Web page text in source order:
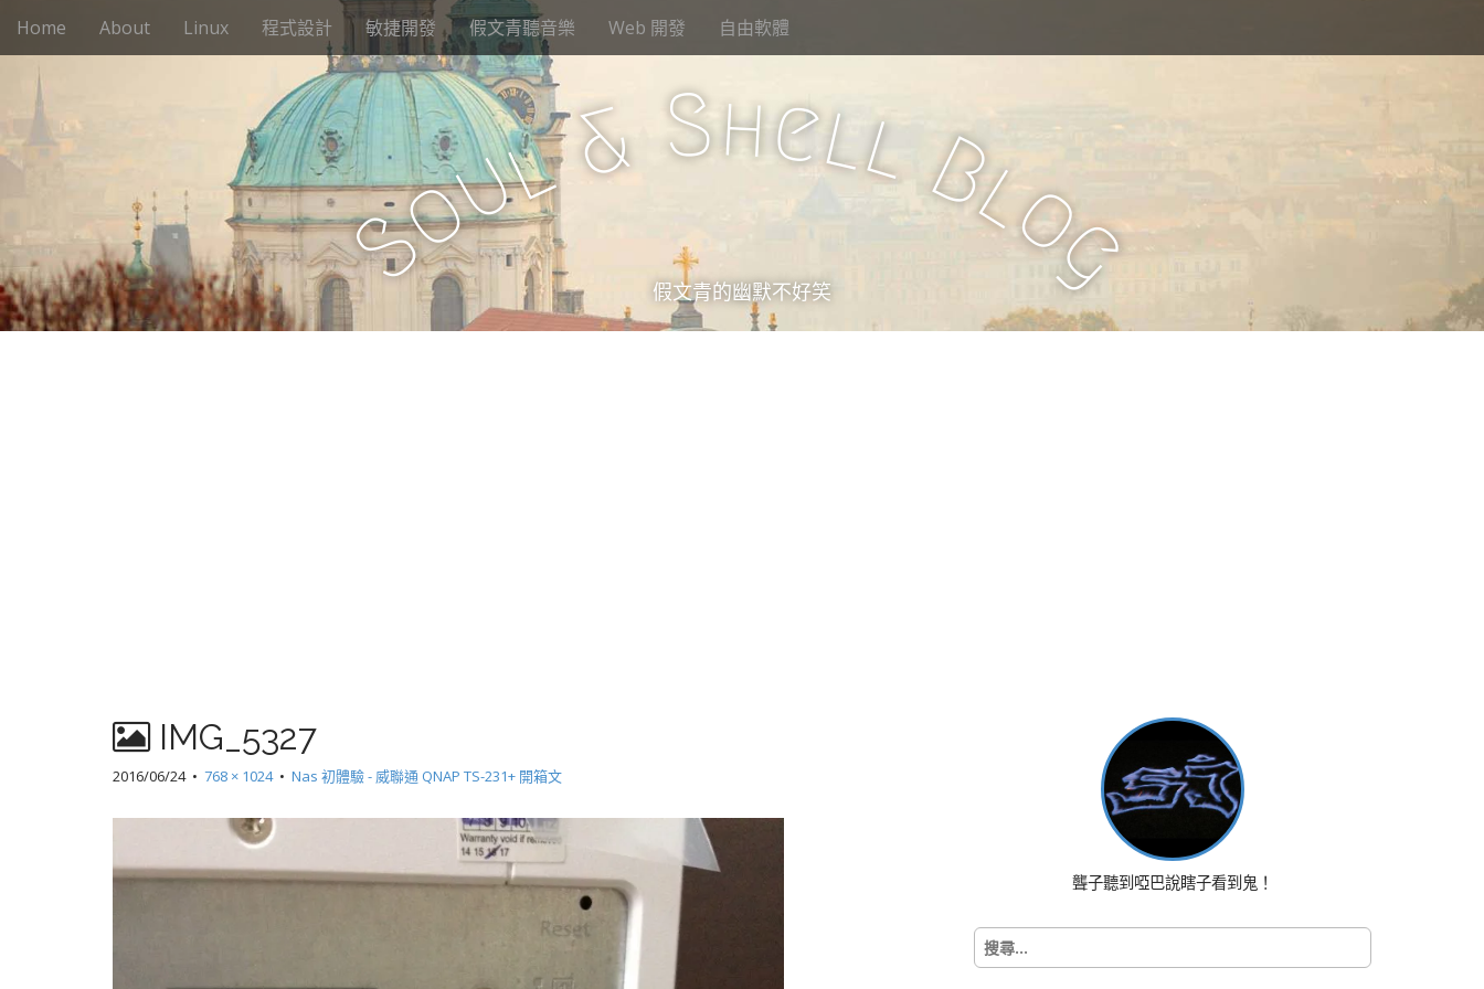
M
e
i
c
n
t
Home About Linux 程式設計 敏捷開發 假文青聽音樂 Web 開發 自由軟體
S
oul& Shell B
l
o
g
假文青的幽默不好笑
IMG_5327
2016/06/24• 768 × 1024• Nas 初體驗 - 威聯通 QNAP TS-231+ 開箱文
聾子聽到啞巴說瞎子看到鬼！
搜
尋